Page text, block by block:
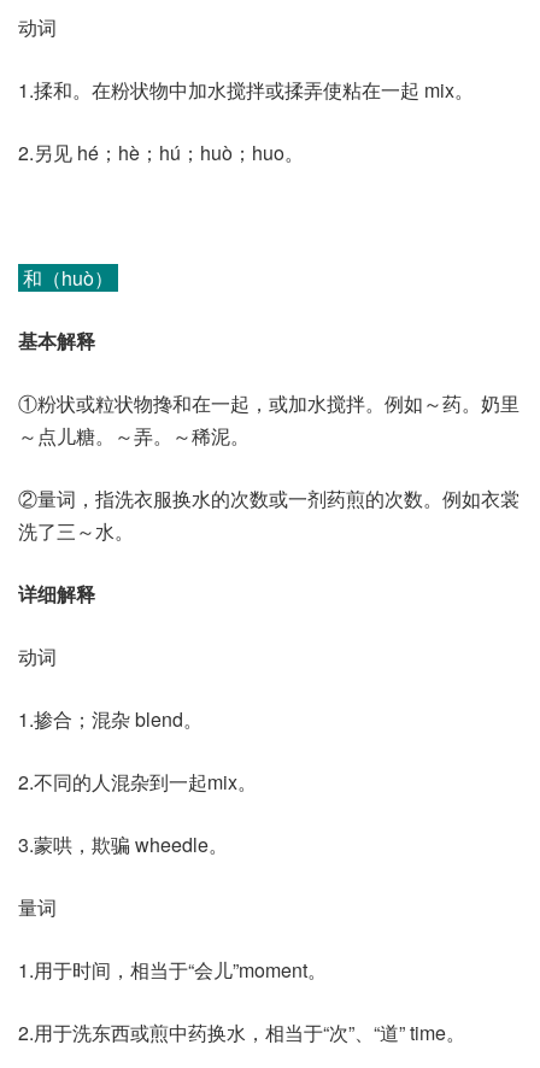
动词
1.揉和。在粉状物中加水搅拌或揉弄使粘在一起 mix。
2.另见 hé；hè；hú；huò；huo。
和（huò）
基本解释
①粉状或粒状物搀和在一起，或加水搅拌。例如～药。奶里
～点儿糖。～弄。～稀泥。
②量词，指洗衣服换水的次数或一剂药煎的次数。例如衣裳
洗了三～水。
详细解释
动词
1.掺合；混杂 blend。
2.不同的人混杂到一起mix。
3.蒙哄，欺骗 wheedle。
量词
1.用于时间，相当于“会儿”moment。
2.用于洗东西或煎中药换水，相当于“次”、“道” time。